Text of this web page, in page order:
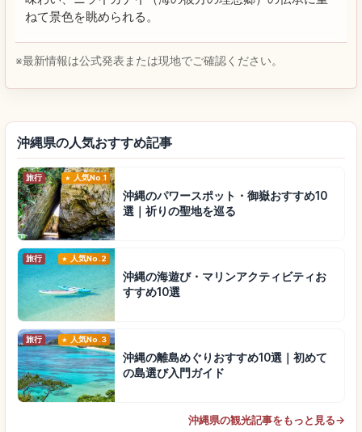
ねて景色を眺められる。
※最新情報は公式発表または現地でご確認ください。
沖縄県の人気おすすめ記事
旅行 人気No.1
沖縄のパワースポット・御嶽おすすめ10
選｜祈りの聖地を巡る
旅行 人気No.2
沖縄の海遊び・マリンアクティビティお
すすめ10選
旅行 人気No.3
沖縄の離島めぐりおすすめ10選｜初めて
の島選び入門ガイド
沖縄県の観光記事をもっと見る→